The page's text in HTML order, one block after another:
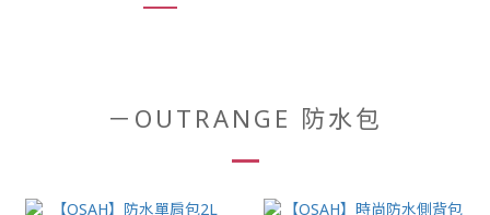
－OUTRANGE 防水包